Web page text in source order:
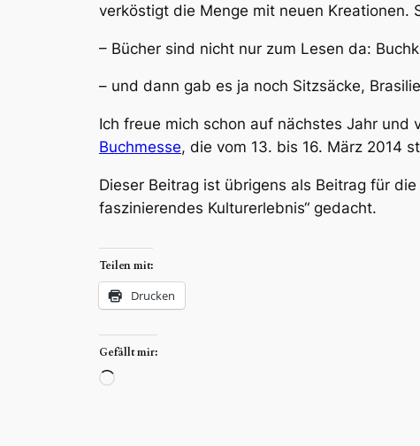
verköstigt die Menge mit neuen Kreationen.
– Bücher sind nicht nur zum Lesen da:
– und dann gab es ja noch Sitzsäcke,
Ich freue mich schon auf nächstes Jahr und
Buchmesse, die vom 13. bis 16. März 2014
Dieser Beitrag ist übrigens als Beitrag für die
faszinierendes Kulturerlebnis“ gedacht.
Teilen mit:
Drucken
Gefällt mir:
Wird